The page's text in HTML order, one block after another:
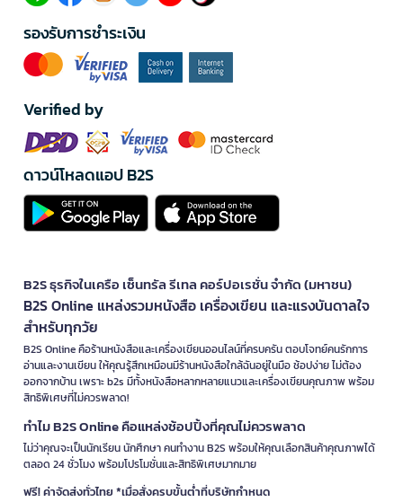
รองรับการชำระเงิน
Verified by
ดาวน์โหลดแอป B2S
B2S ธุรกิจในเครือ เซ็นทรัล รีเทล คอร์ปอเรชั่น จำกัด (มหาชน)
B2S Online แหล่งรวมหนังสือ เครื่องเขียน และแรงบันดาลใจ
สำหรับทุกวัย
B2S Online คือร้านหนังสือและเครื่องเขียนออนไลน์ที่ครบครัน ตอบโจทย์คนรักการ
อ่านและงานเขียน ให้คุณรู้สึกเหมือนมีร้านหนังสือใกล้ฉันอยู่ในมือ ช้อปง่าย ไม่ต้อง
ออกจากบ้าน เพราะ b2s มีทั้งหนังสือหลากหลายแนวและเครื่องเขียนคุณภาพ พร้อม
สิทธิพิเศษที่ไม่ควรพลาด!
ทำไม B2S Online คือแหล่งช้อปปิ้งที่คุณไม่ควรพลาด
ไม่ว่าคุณจะเป็นนักเรียน นักศึกษา คนทำงาน B2S พร้อมให้คุณเลือกสินค้าคุณภาพได้
ตลอด 24 ชั่วโมง พร้อมโปรโมชั่นและสิทธิพิเศษมากมาย
ฟรี! ค่าจัดส่งทั่วไทย *เมื่อสั่งครบขั้นต่ำที่บริษัทกำหนด